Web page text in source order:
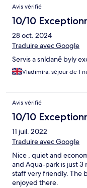
Avis vérifié
10/10
28 oct. 2024
Traduire avec Google
Servis a snídaně byly
Vladimíra, séjour de 1
Avis vérifié
10/10
11 juil. 2022
Traduire avec Google
Nice , quiet and
and Aqua-park is just 3
staff very friendly. The
enjoyed there.